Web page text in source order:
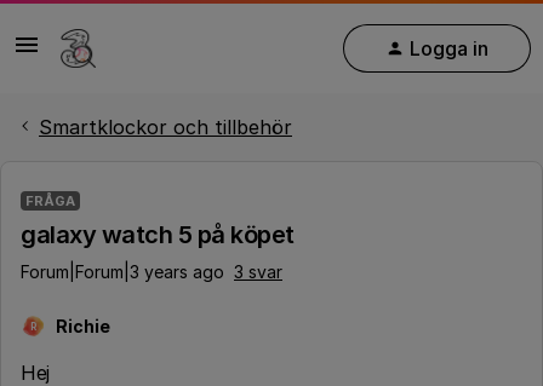
Logga in
Smartklockor och tillbehör
FRÅGA
galaxy watch 5 på köpet
Forum|Forum|3 years ago 3 svar
R Richie
Hej